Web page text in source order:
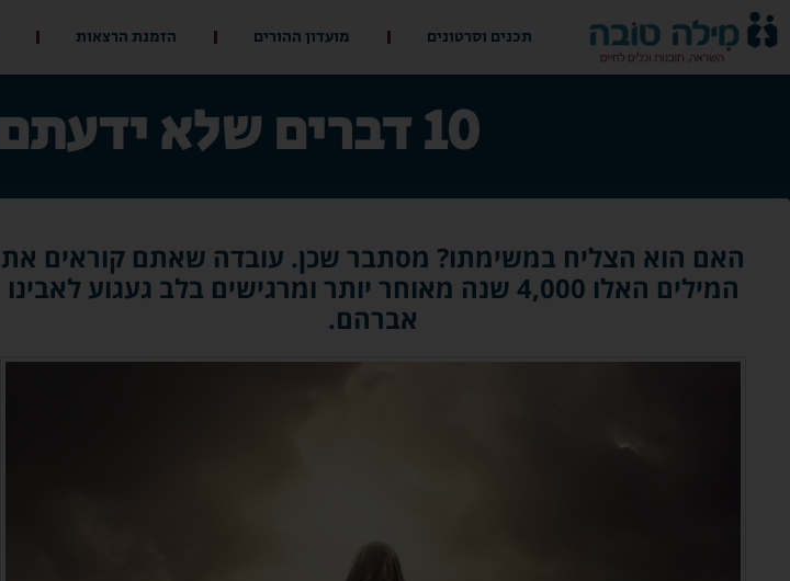
תכנים וסרטונים מועדון ההורים הזמנת הרצאות
10 דברים שלא ידעתם על אברהם אבינו
האם הוא הצליח במשימתו? מסתבר שכן. עובדה שאתם קוראים את
המילים האלו 4,000 שנה מאוחר יותר ומרגישים בלב געגוע לאבינו
אברהם.